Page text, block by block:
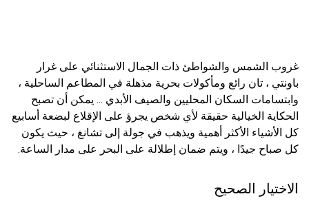
غروب الشمس والشواطئ ذات الجمال الاستثنائي على غرار
باونتي ، تان رائع ومأكولات بحرية مذهلة في المطاعم الساحلية ،
وابتسامات السكان المحليين والصيف الأبدي ... يمكن أن تصبح
الحكاية الخيالية حقيقة لأي شخص يجرؤ على الإقلاع لبضعة أسابيع
كل الأشياء الأكثر أهمية ويذهب في جولة إلى تشانغ ، حيث يكون
كل صباح جيدًا ، ويتم ضمان إطلالة على البحر على مدار الساعة.
الاختيار الصحيح